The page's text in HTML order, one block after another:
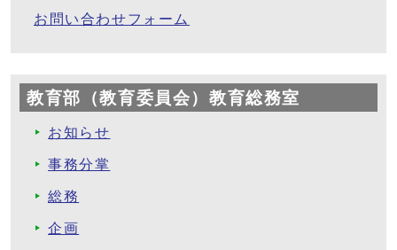
お問い合わせフォーム
教育部（教育委員会）教育総務室
お知らせ
事務分掌
総務
企画